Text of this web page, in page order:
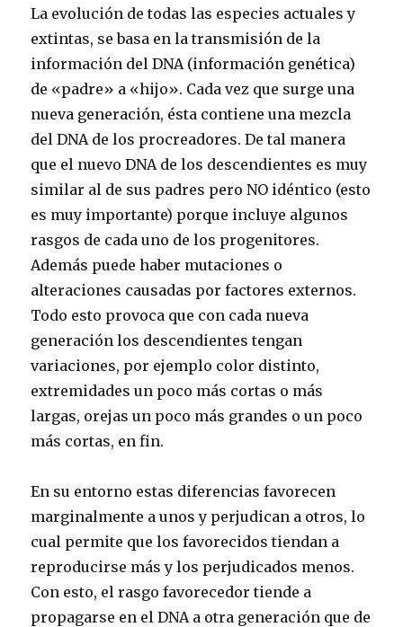
La evolución de todas las especies actuales y
extintas, se basa en la transmisión de la
información del DNA (información genética)
de «padre» a «hijo». Cada vez que surge una
nueva generación, ésta contiene una mezcla
del DNA de los procreadores. De tal manera
que el nuevo DNA de los descendientes es muy
similar al de sus padres pero NO idéntico (esto
es muy importante) porque incluye algunos
rasgos de cada uno de los progenitores.
Además puede haber mutaciones o
alteraciones causadas por factores externos.
Todo esto provoca que con cada nueva
generación los descendientes tengan
variaciones, por ejemplo color distinto,
extremidades un poco más cortas o más
largas, orejas un poco más grandes o un poco
más cortas, en fin.
En su entorno estas diferencias favorecen
marginalmente a unos y perjudican a otros, lo
cual permite que los favorecidos tiendan a
reproducirse más y los perjudicados menos.
Con esto, el rasgo favorecedor tiende a
propagarse en el DNA a otra generación que de